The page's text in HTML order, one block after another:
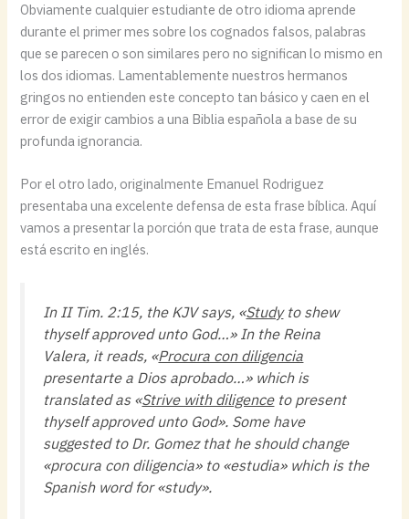
Obviamente cualquier estudiante de otro idioma aprende
durante el primer mes sobre los cognados falsos, palabras
que se parecen o son similares pero no significan lo mismo en
los dos idiomas. Lamentablemente nuestros hermanos
gringos no entienden este concepto tan básico y caen en el
error de exigir cambios a una Biblia española a base de su
profunda ignorancia.
Por el otro lado, originalmente Emanuel Rodriguez
presentaba una excelente defensa de esta frase bíblica. Aquí
vamos a presentar la porción que trata de esta frase, aunque
está escrito en inglés.
In II Tim. 2:15, the KJV says, «Studyto shew
thyself approved unto God…» In the Reina
Valera, it reads, «Procura con diligencia
presentarte a Dios aprobado…» which is
translated as «Strive with diligenceto present
thyself approved unto God». Some have
suggested to Dr. Gomez that he should change
«procura con diligencia» to «estudia» which is the
Spanish word for «study».